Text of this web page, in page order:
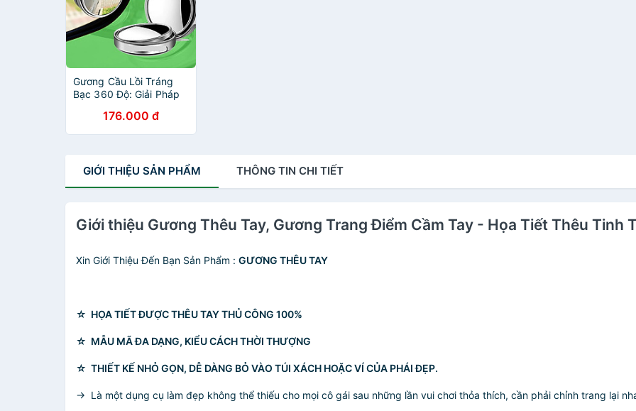
Gương Cầu Lồi Tráng
Bạc 360 Độ: Giải Pháp
Điểm Mù Trên Đường Đi
176.000 đ
GIỚI THIỆU SẢN PHẨM THÔNG TIN CHI TIẾT
Giới thiệu Gương Thêu Tay, Gương Trang Điểm Cầm Tay - Họa Tiết Thêu Tinh
Xin Giới Thiệu Đến Bạn Sản Phẩm : GƯƠNG THÊU TAY
☆ HỌA TIẾT ĐƯỢC THÊU TAY THỦ CÔNG 100%
☆ MẪU MÃ ĐA DẠNG, KIỂU CÁCH THỜI THƯỢNG
☆ THIẾT KẾ NHỎ GỌN, DỄ DÀNG BỎ VÀO TÚI XÁCH HOẶC VÍ CỦA PHÁI ĐẸP.
-> Là một dụng cụ làm đẹp không thể thiếu cho mọi cô gái sau những lần vui chơi thỏa thích, cần phải chỉnh trang lại